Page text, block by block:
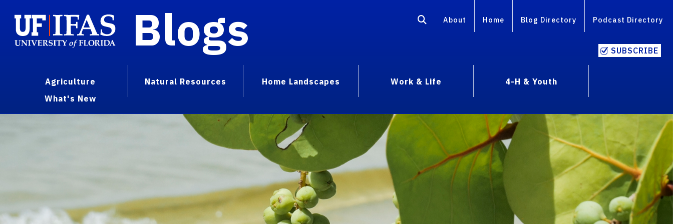
Blogs About Home Blog Directory Podcast Directory
SUBSCRIBE
Agriculture Natural Resources Home Landscapes Work & Life
4-H & Youth
What's New